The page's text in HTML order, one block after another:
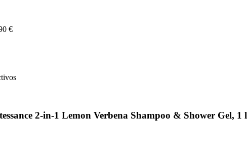
€
2-in-1 Lemon Verbena Shampoo & Shower Gel, 1 l